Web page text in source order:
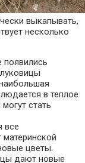
выкапывать,
несколько
появились
в теплое
стать
все
цветы.
дают новые